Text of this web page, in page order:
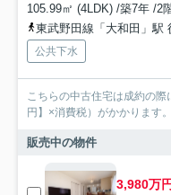
105.99㎡ (4LDK) /築7年 /2
東武野田線「大和田」駅
公共下水
こちらの中古住宅は成約の
販売中の物件
3,980万円